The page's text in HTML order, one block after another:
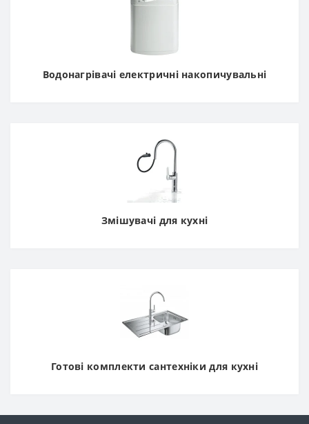
Водонагрівачі електричні накопичувальні
Змішувачі для кухні
Готові комплекти сантехніки для кухні